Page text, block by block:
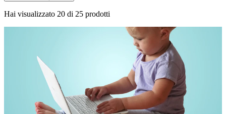
Hai visualizzato 20 di 25 prodotti